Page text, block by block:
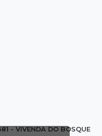
32% em MS e
- VIVENDA DO BOSQUE